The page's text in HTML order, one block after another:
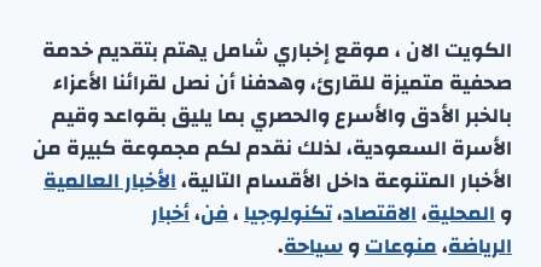
الكويت الان ، موقع إخباري شامل يهتم بتقديم خدمة
صحفية متميزة للقارئ، وهدفنا أن نصل لقرائنا الأعزاء
بالخبر الأدق والأسرع والحصري بما يليق بقواعد وقيم
الأسرة السعودية، لذلك نقدم لكم مجموعة كبيرة من
الأخبار المتنوعة داخل الأقسام التالية،الأخبار العالمية
والمحلية،الاقتصاد،تكنولوجيا،فن،أخبار
الرياضة،منوعاتوسياحة.